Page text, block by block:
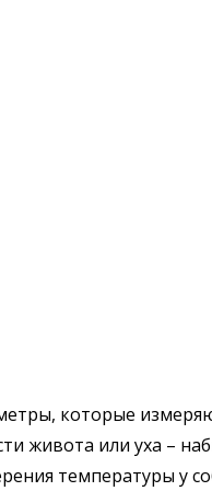
которые
живота или уха –
температуры у